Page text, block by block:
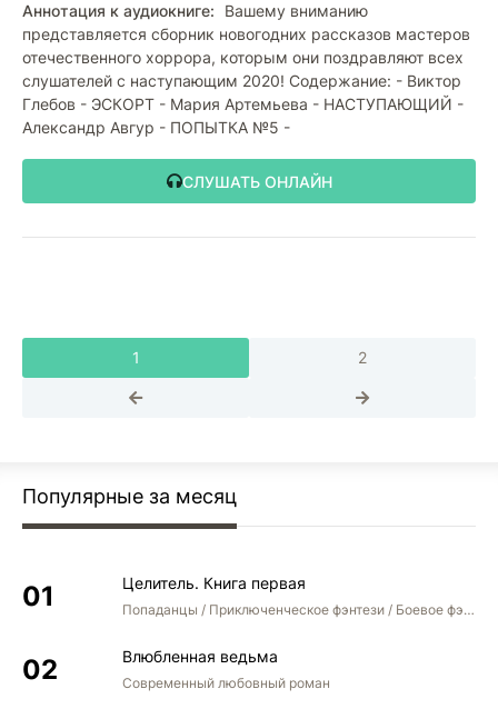
Аннотация к аудиокниге:
Вашему вниманию
представляется сборник новогодних рассказов мастеров
отечественного хоррора, которым они поздравляют всех
слушателей с наступающим 2020! Содержание: - Виктор
Глебов - ЭСКОРТ - Мария Артемьева - НАСТУПАЮЩИЙ -
Александр Авгур - ПОПЫТКА №5 -
СЛУШАТЬ ОНЛАЙН
1 2
Популярные за месяц
Целитель. Книга первая
Попаданцы / Приключенческое фэнтези / Боевое фэнтези
Влюбленная ведьма
Современный любовный роман